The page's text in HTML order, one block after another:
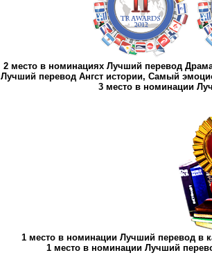
2 место в номинациях Лучший перевод
Лучший перевод Ангст истории, Самый
3 место в номинации
1 место в номинации Лучший перевод в
1 место в номинации Лучший